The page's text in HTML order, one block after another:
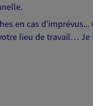
en cas d’imprévus...
lieu de travail… Je